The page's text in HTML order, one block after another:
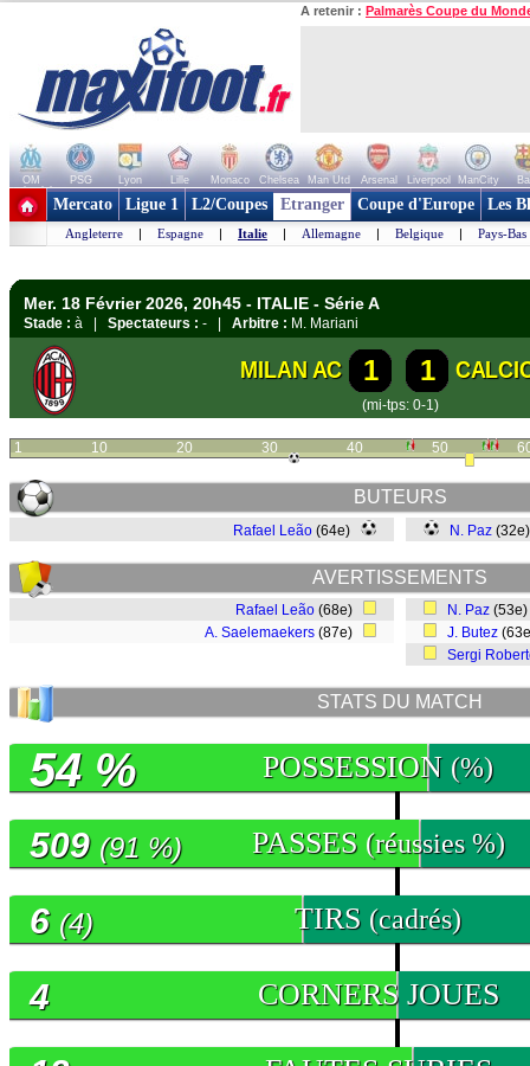
A retenir : Palmarès Coupe du
OM PSG Lyon Lille Monaco Chelsea Man Utd Arsenal Liverpool ManCity
+ de clubs
Mercato Ligue 1 L2/Coupes Etranger Coupe d'Europe Les
Angleterre | Espagne | Italie | Allemagne | Belgique | Pays-Bas
Mer. 18 Février 2026, 20h45 - ITALIE - Série A
Stade : à | Spectateurs : - | Arbitre : M. Mariani
MILAN AC 1 1
(mi-tps: 0-1)
1 10 20 30 40 50
BUTEURS
Rafael Leão (64e) N. Paz
AVERTISSEMENTS
Rafael Leão (68e)
A. Saelemaekers (87e)
N. Paz
J. Butez
Sergi
STATS DU MATCH
POSSESSION (%)
54 %
PASSES (réussies %)
509 (91 %)
TIRS (cadrés)
6 (4)
CORNERS JOUES
4